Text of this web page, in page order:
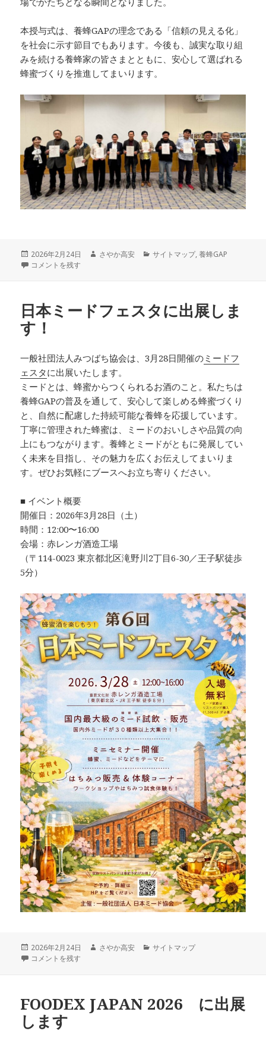
本授与式は、養蜂GAPの理念である「信頼の見える化」
を社会に示す節目でもあります。今後も、誠実な取り組
みを続ける養蜂家の皆さまとともに、安心して選ばれる
蜂蜜づくりを推進してまいります。
投
稿
2026年2月24日
作
さやか高安
カ
サイトマップ,養蜂GAP
養蜂GAP 第三者認証取得者 に
コメントを残す
日本ミードフェスタに出展しま
す！
一般社団法人みつばち協会は、3月28日開催のミードフ
ェスタに出展いたします。
ミードとは、蜂蜜からつくられるお酒のこと。私たちは
養蜂GAPの普及を通して、安心して楽しめる蜂蜜づくり
と、自然に配慮した持続可能な養蜂を応援しています。
丁寧に管理された蜂蜜は、ミードのおいしさや品質の向
上にもつながります。養蜂とミードがともに発展してい
く未来を目指し、その魅力を広くお伝えしてまいりま
す。ぜひお気軽にブースへお立ち寄りください。
■ イベント概要
開催日：2026年3月28日（土）
時間：12:00〜16:00
会場：赤レンガ酒造工場
（〒114-0023 東京都北区滝野川2丁目6-30／王子駅徒歩
5分）
投
稿
2026年2月24日
作
さやか高安
カ
サイトマップ
日本ミードフェスタに出展します！ に
コメントを残す
FOODEX JAPAN 2026 に出展
します